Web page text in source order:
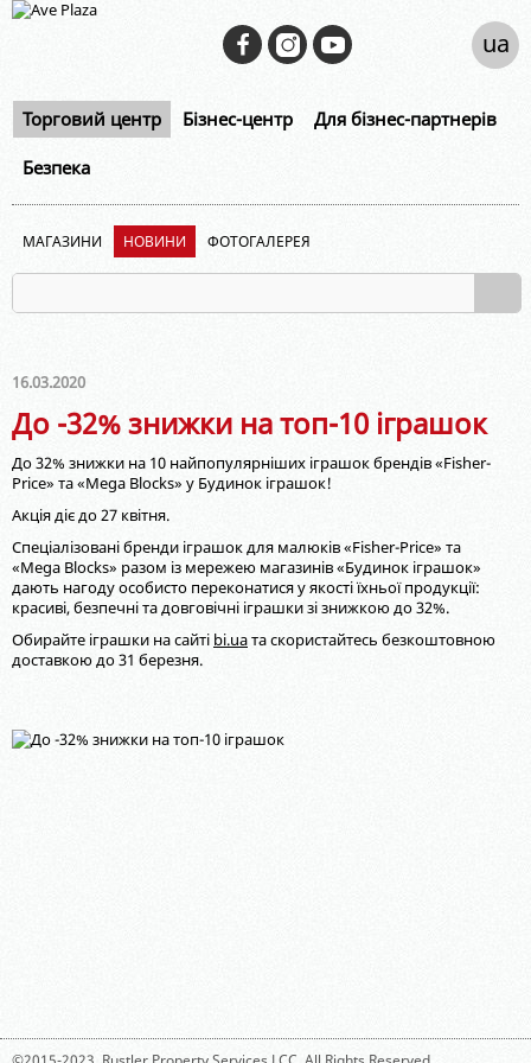
Торговий центр Бізнес-центр Для бізнес-партнерів
Безпека
ua
МАГАЗИНИ НОВИНИ ФОТОГАЛЕРЕЯ
16.03.2020
До -32% знижки на топ-10 іграшок
До 32% знижки на 10 найпопулярніших іграшок брендів «Fisher-
Price» та «Mega Blocks» у Будинок іграшок!
Акція діє до 27 квітня.
Спеціалізовані бренди іграшок для малюків «Fisher-Price» та
«Mega Blocks» разом із мережею магазинів «Будинок іграшок»
дають нагоду особисто переконатися у якості їхньої продукції:
красиві, безпечні та довговічні іграшки зі знижкою до 32%.
Обирайте іграшки на сайті bi.uaта скористайтесь безкоштовною
доставкою до 31 березня.